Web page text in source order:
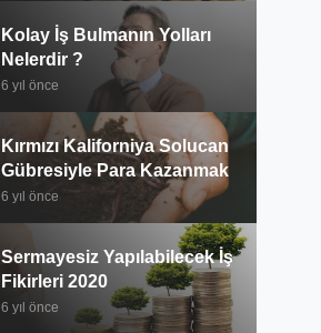
Kolay İş Bulmanın Yolları
Nelerdir ?
6 yıl önce
Kırmızı Kaliforniya Solucan
Gübresiyle Para Kazanmak
6 yıl önce
Sermayesiz Yapılabilecek İş
Fikirleri 2020
6 yıl önce